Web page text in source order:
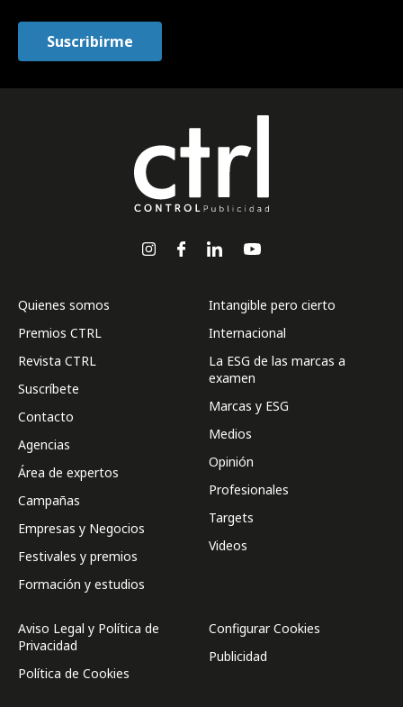
Quienes somos
Premios CTRL
Revista CTRL
Suscríbete
Contacto
Agencias
Área de expertos
Campañas
Empresas y Negocios
Festivales y premios
Formación y estudios
Intangible pero cierto
Internacional
La ESG de las marcas a
examen
Marcas y ESG
Medios
Opinión
Profesionales
Targets
Videos
Aviso Legal y Política de
Privacidad
Política de Cookies
Configurar Cookies
Publicidad